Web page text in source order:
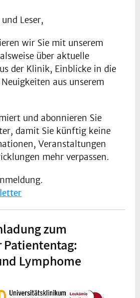
Leser,
wir Sie mit unserem
über aktuelle
der Klinik, Einblicke in die
aus unserem
und abonnieren Sie
damit Sie künftig keine
Veranstaltungen
mehr verpassen.
zum
Patiententag:
Lymphome